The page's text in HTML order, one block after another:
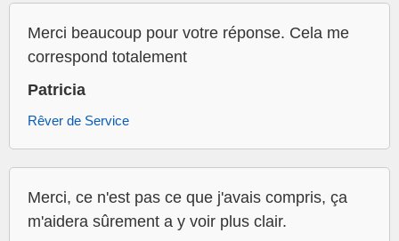
Merci beaucoup pour votre réponse. Cela me
correspond totalement
Patricia
Rêver de Service
Merci, ce n'est pas ce que j'avais compris, ça
m'aidera sûrement a y voir plus clair.